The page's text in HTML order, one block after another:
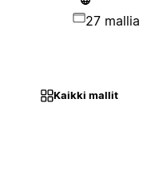
27 mallia
Kaikki mallit